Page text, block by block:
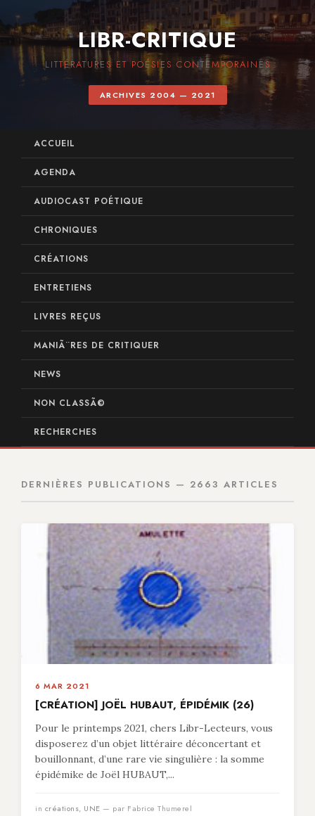
LIBR-CRITIQUE
LITTÉRATURES ET POÉSIES CONTEMPORAINES
ARCHIVES 2004 — 2021
ACCUEIL
AGENDA
AUDIOCAST POÉTIQUE
CHRONIQUES
CRÉATIONS
ENTRETIENS
LIVRES REÇUS
MANIÃ¨RES DE CRITIQUER
NEWS
NON CLASSÃ©
RECHERCHES
DERNIÈRES PUBLICATIONS — 2663 ARTICLES
6 MAR 2021
[CRÉATION] JOËL HUBAUT, ÉPIDÉMIK (26)
Pour le printemps 2021, chers Libr-Lecteurs, vous
disposerez d’un objet littéraire déconcertant et
bouillonnant, d’une rare vie singulière : la somme
épidémike de Joël HUBAUT,...
in créations, UNE — par Fabrice Thumerel